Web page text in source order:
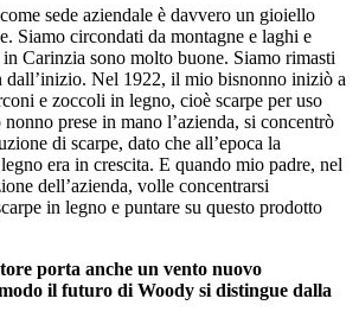
sede aziendale è davvero un gioiello
Siamo circondati da montagne e laghi e
Carinzia sono molto buone. Siamo rimasti
Nel 1922, il mio bisnonno iniziò a
e zoccoli in legno, cioè scarpe per uso
prese in mano l’azienda, si concentrò
di scarpe, dato che all’epoca la
era in crescita. E quando mio padre, nel
dell’azienda, volle concentrarsi
in legno e puntare su questo prodotto
porta anche un vento nuovo
il futuro di Woody si distingue dalla